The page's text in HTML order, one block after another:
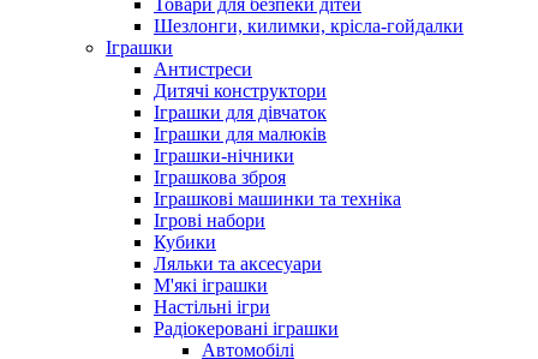
Товари для безпеки дітей
Шезлонги, килимки, крісла-гойдалки
Іграшки
Антистреси
Дитячі конструктори
Іграшки для дівчаток
Іграшки для малюків
Іграшки-нічники
Іграшкова зброя
Іграшкові машинки та техніка
Ігрові набори
Кубики
Ляльки та аксесуари
М'які іграшки
Настільні ігри
Радіокеровані іграшки
Автомобілі